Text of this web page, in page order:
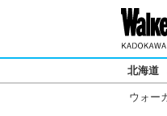
北海道
ウォー